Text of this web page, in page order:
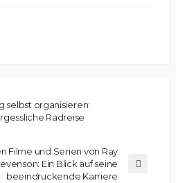
selbst organisieren:
Radreise
Filme und Serien von Ray
Ein Blick auf seine
beeindruckende Karriere